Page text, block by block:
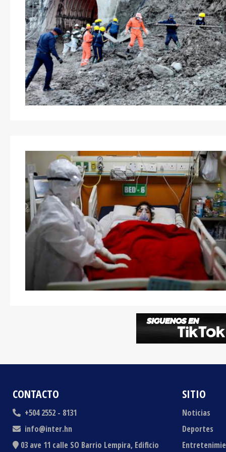
CONTACTO
+504 2552 - 8131
info@inter.hn
03 ave 11 calle SO Barrio Lempira, Edificio
SITIO
Noticias
Deportes